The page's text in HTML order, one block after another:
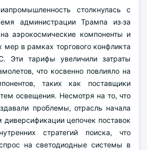
столкнулась с
администрации Трампа из-за
аэрокосмические компоненты и
мер в рамках торгового конфликта
тарифы увеличили затраты
что косвенно повлияло на
таких как поставщики
освещения. Несмотря на то, что
проблемы, отрасль начала
диверсификации цепочек поставок
стратегий поиска, что
на светодиодные системы в